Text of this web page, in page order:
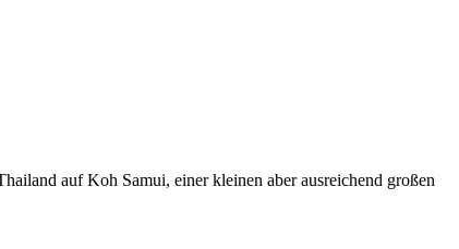
auf Koh Samui, einer kleinen aber ausreichend großen